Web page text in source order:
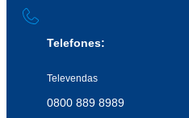
Telefones:
Televendas
0800 889 8989